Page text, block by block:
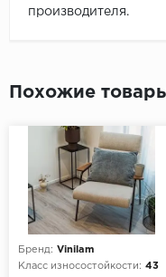
производителя.
Похожие
Бренд: Vinilam
Класс износостойкости: 43